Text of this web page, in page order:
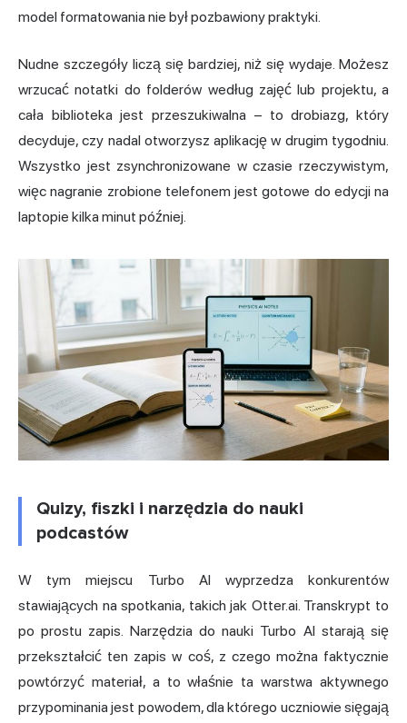
model formatowania nie był pozbawiony praktyki.
Nudne szczegóły liczą się bardziej, niż się wydaje. Możesz
wrzucać notatki do folderów według zajęć lub projektu, a
cała biblioteka jest przeszukiwalna – to drobiazg, który
decyduje, czy nadal otworzysz aplikację w drugim tygodniu.
Wszystko jest zsynchronizowane w czasie rzeczywistym,
więc nagranie zrobione telefonem jest gotowe do edycji na
laptopie kilka minut później.
Quizy, fiszki i narzędzia do nauki
podcastów
W tym miejscu Turbo AI wyprzedza konkurentów
stawiających na spotkania, takich jak Otter.ai. Transkrypt to
po prostu zapis. Narzędzia do nauki Turbo AI starają się
przekształcić ten zapis w coś, z czego można faktycznie
powtórzyć materiał, a to właśnie ta warstwa aktywnego
przypominania jest powodem, dla którego uczniowie sięgają